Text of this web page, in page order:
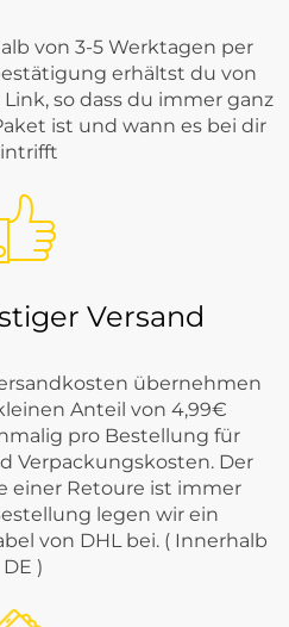
von 3-5 Werktagen per
erhältst du von
so dass du immer ganz
ist und wann es bei dir
Versand
übernehmen
Anteil von 4,99€
pro Bestellung für
Verpackungskosten. Der
einer Retoure ist immer
legen wir ein
von DHL bei. ( Innerhalb
DE )